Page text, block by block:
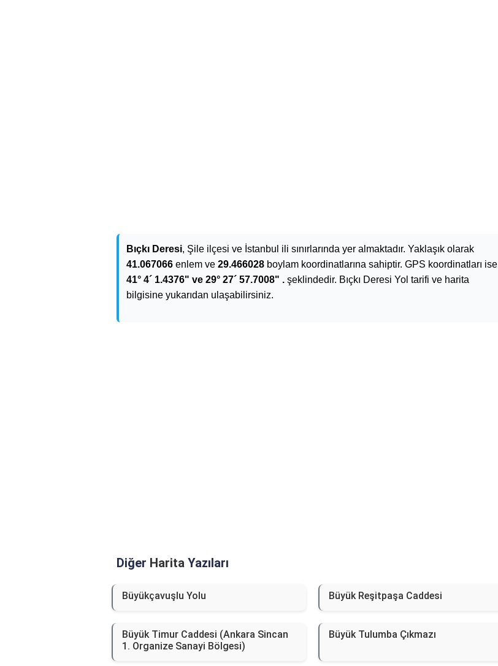
Bıçkı Deresi, Şile ilçesi ve İstanbul ili sınırlarında yer almaktadır. Yaklaşık olarak
41.067066 enlem ve 29.466028 boylam koordinatlarına sahiptir. GPS koordinatları ise
41° 4´ 1.4376" ve 29° 27´ 57.7008" . şeklindedir. Bıçkı Deresi Yol tarifi ve harita
bilgisine yukarıdan ulaşabilirsiniz.
Diğer Harita Yazıları
Büyükçavuşlu Yolu Büyük Reşitpaşa Caddesi
Büyük Timur Caddesi (Ankara Sincan
1. Organize Sanayi Bölgesi)
Büyük Tulumba Çıkmazı